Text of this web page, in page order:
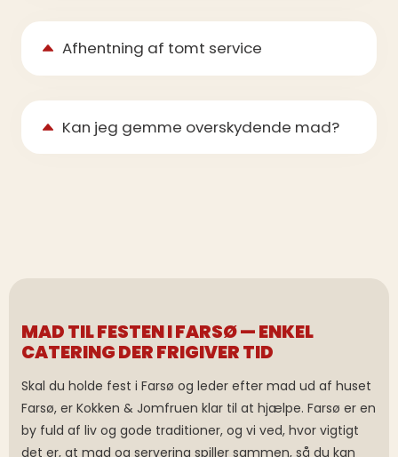
Afhentning af tomt service
Kan jeg gemme overskydende mad?
MAD TIL FESTEN I FARSØ — ENKEL
CATERING DER FRIGIVER TID
Skal du holde fest i Farsø og leder efter mad ud af huset
Farsø, er Kokken & Jomfruen klar til at hjælpe. Farsø er en
by fuld af liv og gode traditioner, og vi ved, hvor vigtigt
det er, at mad og servering spiller sammen, så du kan